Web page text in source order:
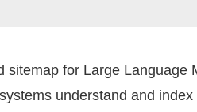
sitemap for Large Language
understand and